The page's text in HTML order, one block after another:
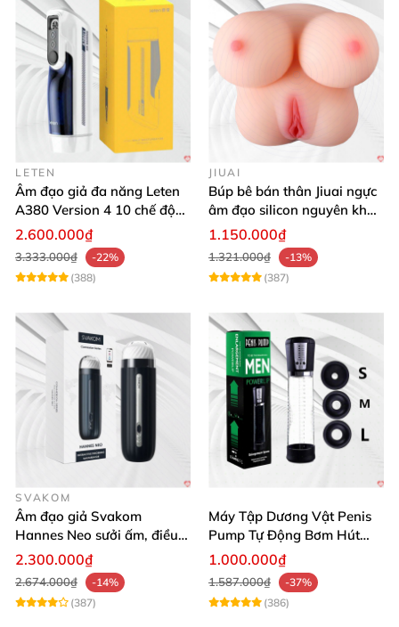
LETEN
Âm đạo giả đa năng Leten
A380 Version 4 10 chế độ
bú mút sục
2.600.000₫
3.333.000₫
-22%
(388)
JIUAI
Búp bê bán thân Jiuai ngực
âm đạo silicon nguyên khối
cao cấp
1.150.000₫
1.321.000₫
-13%
(387)
SVAKOM
Âm đạo giả Svakom
Hannes Neo sưởi ấm, điều
khiển app thông minh
2.300.000₫
2.674.000₫
-14%
(387)
Máy Tập Dương Vật Penis
Pump Tự Động Bơm Hút
Kích Thước Lớn
1.000.000₫
1.587.000₫
-37%
(386)